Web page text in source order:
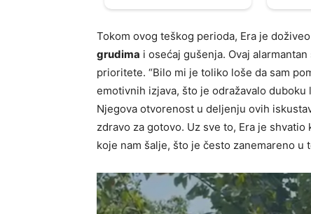
Tokom ovog teškog perioda, Era je
grudima i osećaj gušenja. Ovaj
prioritete. “Bilo mi je toliko loše da sam
emotivnih izjava, što je odražavalo
Njegova otvorenost u deljenju ovih
zdravo za gotovo. Uz sve to, Era je
koje nam šalje, što je često zanemareno u